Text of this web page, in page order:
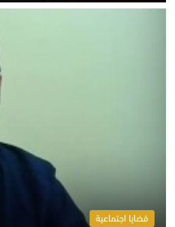
السبت 8 أغسطس 2026 10:54 ص
قضايا اجتماعية